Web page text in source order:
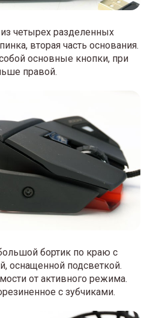
из четырех разделенных
вторая часть основания.
основные кнопки, при
правой.
бортик по краю с
оснащенной подсветкой.
от активного режима.
с зубчиками.